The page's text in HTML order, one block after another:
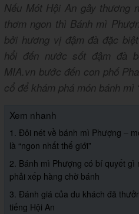
Nếu Mót Hội An gây thương
thơm ngon thì Bánh mì
bởi hương vị đậm đà đặc
hổi đến nước sốt đậm đà
MIA.vn bước đến con phố
cổ để khám phá món bánh mì
Xem nhanh
1. Đôi nét về bánh mì Phượng –
là “ngon nhất thế giới”
2. Bánh mì Phượng có bí quyết gì
phải xếp hàng chờ bánh
3. Đánh giá của du khách đã
tiếng Hội An